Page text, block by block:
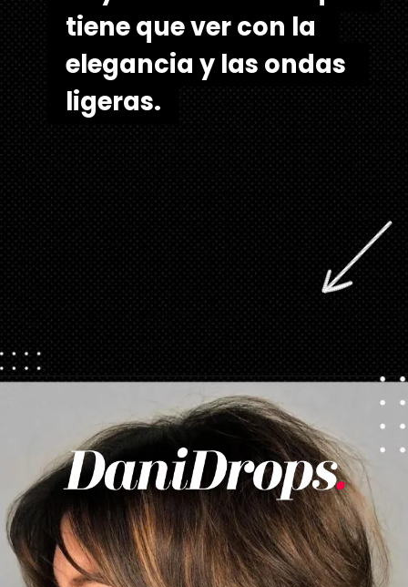
tiene que ver con la
elegancia y las ondas
ligeras.
tiene que ver con la
elegancia y las ondas
https://danidrops.com.br/es/cortes-de-pelo-largo/